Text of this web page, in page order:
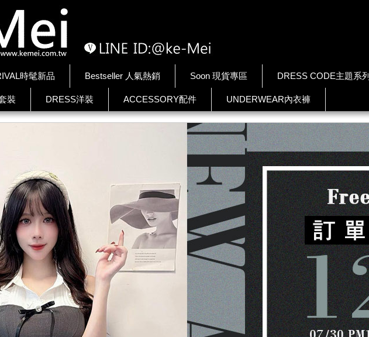
時髦新品 Bestseller 人氣熱銷 Soon 現貨專區 DRESS CODE主題系列
裝 DRESS洋裝 ACCESSORY配件 UNDERWEAR內衣褲